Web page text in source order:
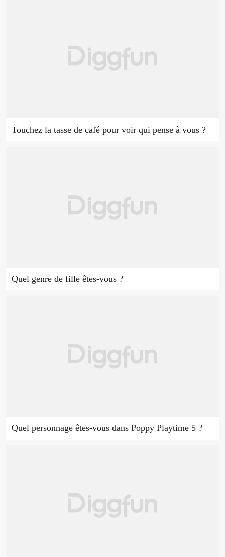
Touchez la tasse de café pour voir qui pense à vous ?
Quel genre de fille êtes-vous ?
Quel personnage êtes-vous dans Poppy Playtime 5 ?